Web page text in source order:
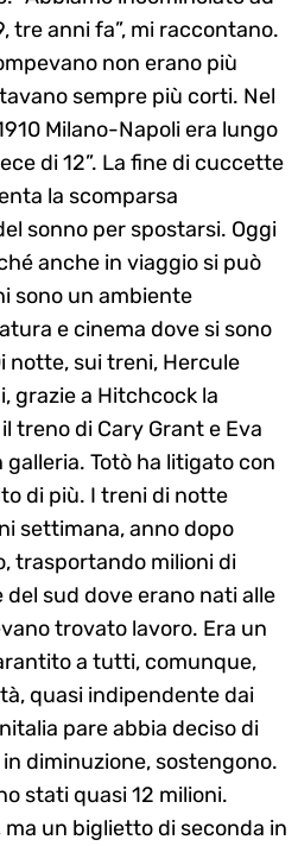
tre anni fa”, mi raccontano.
non erano più
sempre più corti. Nel
Milano-Napoli era lungo
di 12”. La fine di cuccette
la scomparsa
sonno per spostarsi. Oggi
anche in viaggio si può
sono un ambiente
e cinema dove si sono
notte, sui treni, Hercule
grazie a Hitchcock la
treno di Cary Grant e Eva
Totò ha litigato con
di più. I treni di notte
settimana, anno dopo
trasportando milioni di
sud dove erano nati alle
trovato lavoro. Era un
a tutti, comunque,
quasi indipendente dai
pare abbia deciso di
diminuzione, sostengono.
stati quasi 12 milioni.
un biglietto di seconda in